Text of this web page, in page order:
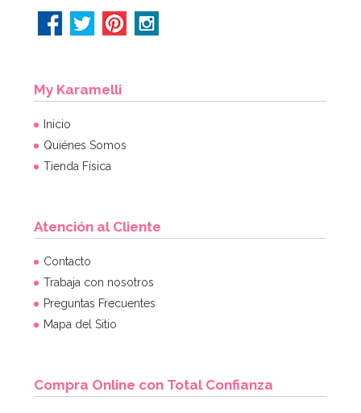
My Karamelli
Inicio
Quiénes Somos
Tienda Física
Atención al Cliente
Contacto
Trabaja con nosotros
Preguntas Frecuentes
Mapa del Sitio
Compra Online con Total Confianza